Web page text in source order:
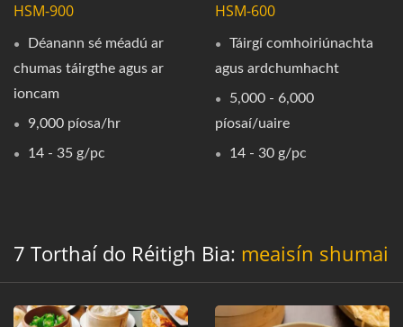
HSM-900
Déanann sé méadú ar
chumas táirgthe agus ar
ioncam
9,000 píosa/hr
14 - 35 g/pc
HSM-600
Táirgí comhoiriúnachta
agus ardchumhacht
5,000 - 6,000
píosaí/uaire
14 - 30 g/pc
7 Torthaí do Réitigh Bia: meaisín shumai